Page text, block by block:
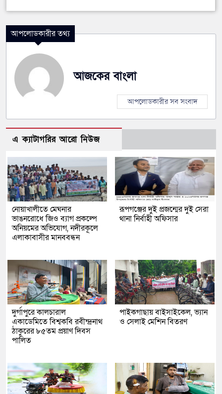
আপলোডকারীর তথ্য
আজকের বাংলা
আপলোডকারীর সব সংবাদ
এ ক্যাটাগরির আরো নিউজ
নোয়াখালীতে মেঘনার
ভাঙনরোধে জিও ব্যাগ প্রকল্পে
অনিয়মের অভিযোগ, নদীরকূলে
এলাকাবাসীর মানববন্ধন
রূপগঞ্জের দুই প্রজন্মের দুই সেরা
থানা নির্বাহী অফিসার
দুর্গাপুরে কালচারাল
একাডেমিতে বিশ্বকবি রবীন্দ্রনাথ
ঠাকুরের ৮৫তম প্রয়াণ দিবস
পালিত
পাইকগাছায় বাইসাইকেল, ভ্যান
ও সেলাই মেশিন বিতরণ